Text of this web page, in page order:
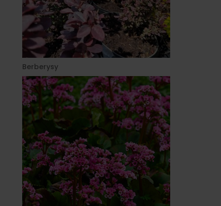
Berberysy